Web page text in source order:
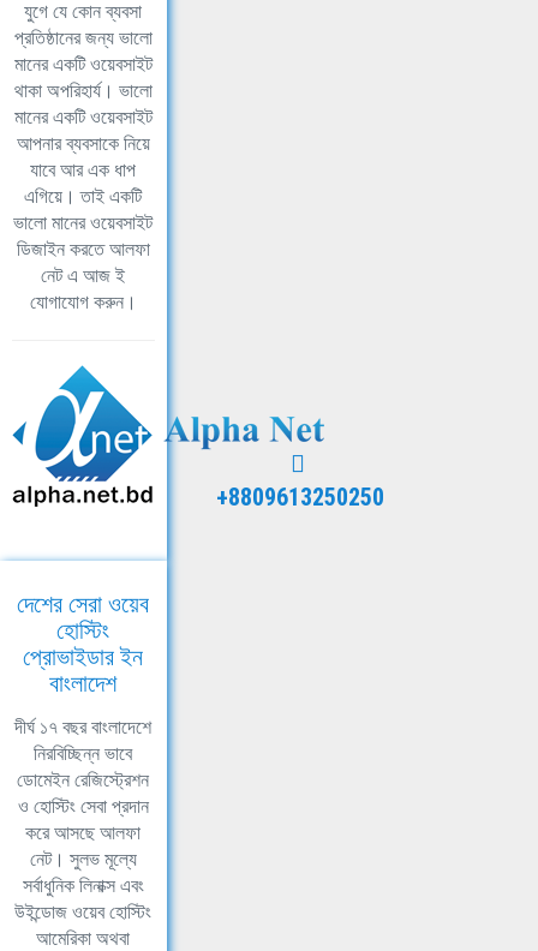
যুগে যে কোন ব্যবসা
প্রতিষ্ঠানের জন্য ভালো
মানের একটি ওয়েবসাইট
থাকা অপরিহার্য। ভালো
মানের একটি ওয়েবসাইট
আপনার ব্যবসাকে নিয়ে
যাবে আর এক ধাপ
এগিয়ে। তাই একটি
ভালো মানের ওয়েবসাইট
ডিজাইন করতে আলফা
নেট এ আজ ই
যোগাযোগ করুন।
+8809613250250
দেশের সেরা ওয়েব
হোস্টিং
প্রোভাইডার ইন
বাংলাদেশ
দীর্ঘ ১৭ বছর বাংলাদেশে
নিরবিচ্ছিন্ন ভাবে
ডোমেইন রেজিস্ট্রেশন
ও হোস্টিং সেবা প্রদান
করে আসছে আলফা
নেট। সুলভ মূল্যে
সর্বাধুনিক লিনাক্স এবং
উইন্ডোজ ওয়েব হোস্টিং
আমেরিকা অথবা